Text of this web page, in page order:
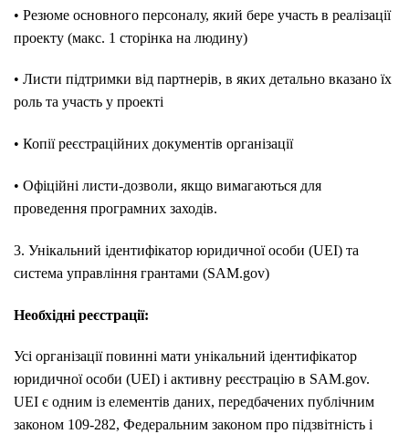
• Резюме основного персоналу, який бере участь в реалізації
проекту (макс. 1 сторінка на людину)
• Листи підтримки від партнерів, в яких детально вказано їх
роль та участь у проекті
• Копії реєстраційних документів організації
• Офіційні листи-дозволи, якщо вимагаються для
проведення програмних заходів.
3. Унікальний ідентифікатор юридичної особи (UEI) та
система управління грантами (SAM.gov)
Необхідні реєстрації:
Усі організації повинні мати унікальний ідентифікатор
юридичної особи (UEI) і активну реєстрацію в SAM.gov.
UEI є одним із елементів даних, передбачених публічним
законом 109-282, Федеральним законом про підзвітність і